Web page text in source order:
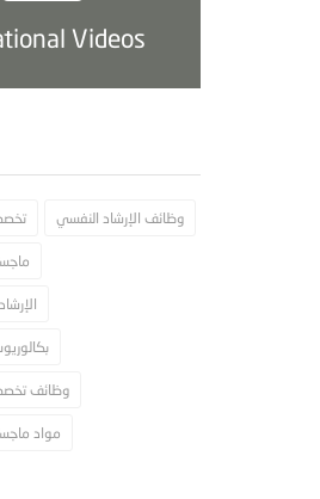
Videos
وظائف الإرشاد النفسي
وظائف
مواد